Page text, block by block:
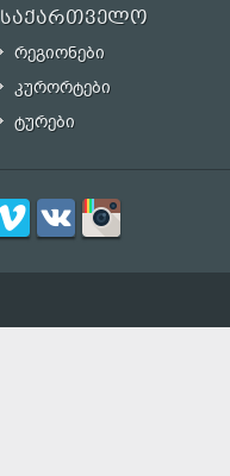
საქართველო
რეგიონები
კურორტები
ტურები